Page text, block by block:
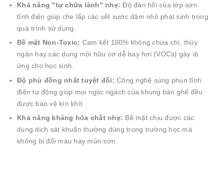
Khả năng "tự chữa lành" nhẹ: Độ đàn hồi của lớp sơn
tĩnh điện giúp che lấp các vết xước dăm nhỏ phát sinh trong
quá trình sử dụng.
Bề mặt Non-Toxic: Cam kết 100% không chứa chì, thủy
ngân hay các dung môi hữu cơ dễ bay hơi (VOCs) gây dị
ứng cho học sinh.
Độ phủ đồng nhất tuyệt đối: Công nghệ súng phun tĩnh
điện tự động giúp mọi ngóc ngách của khung bàn ghế đều
được bảo vệ kín khít.
Khả năng kháng hóa chất nhẹ: Bề mặt chịu được các
dung dịch sát khuẩn thường dùng trong trường học mà
không bị đổi màu hay mủn sơn.